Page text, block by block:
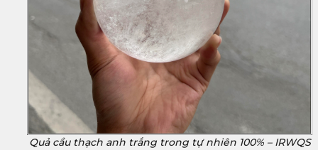
Quả cầu thạch anh trắng trong tự nhiên 100% – IRWQS